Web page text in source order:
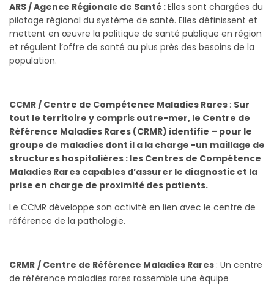
ARS / Agence Régionale de Santé :Elles sont chargées du
pilotage régional du système de santé. Elles définissent et
mettent en œuvre la politique de santé publique en région
et régulent l’offre de santé au plus près des besoins de la
population.
CCMR / Centre de Compétence Maladies Rares : Sur
tout le territoire y compris outre-mer, le Centre de
Référence Maladies Rares (CRMR) identifie – pour le
groupe de maladies dont il a la charge -un maillage de
structures hospitalières : les Centres de Compétence
Maladies Rares capables d’assurer le diagnostic et la
prise en charge de proximité des patients.
Le CCMR développe son activité en lien avec le centre de
référence de la pathologie.
CRMR / Centre de Référence Maladies Rares : Un centre
de référence maladies rares rassemble une équipe